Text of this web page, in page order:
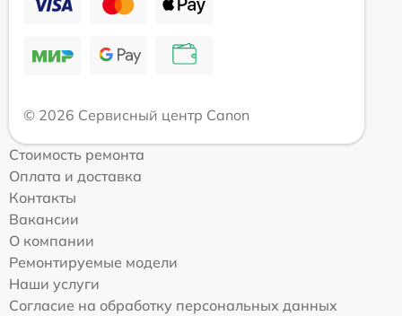
© 2026 Сервисный центр Canon
Стоимость ремонта
Оплата и доставка
Контакты
Вакансии
О компании
Ремонтируемые модели
Наши услуги
Согласие на обработку персональных данных